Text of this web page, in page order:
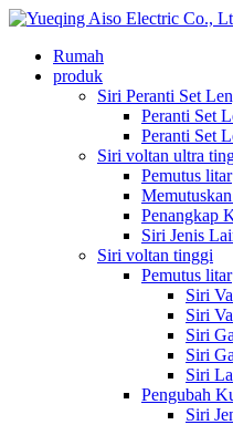
Rumah
produk
Siri Peranti Set
Peranti Set
Peranti Set
Siri voltan ultra
Pemutus litar
Penangkap
Siri Jenis
Siri voltan tinggi
Pemutus litar
Siri
Siri
Siri
Siri
Siri
Pengubah
Siri